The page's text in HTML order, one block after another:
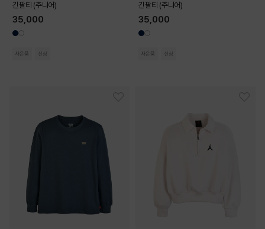
긴팔티 (주니어)
35,000
사은품 신상
긴팔티 (주니어)
35,000
사은품 신상